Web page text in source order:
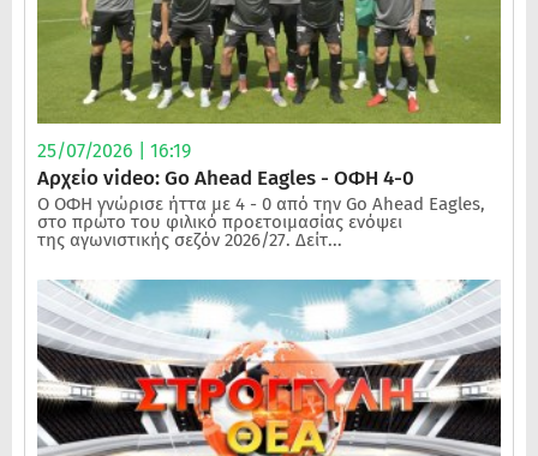
25/07/2026 | 16:19
Αρχείο video: Go Ahead Eagles - ΟΦΗ 4-0
Ο ΟΦΗ γνώρισε ήττα με 4 - 0 από την Go Ahead Eagles,
στο πρώτο του φιλικό προετοιμασίας ενόψει
της αγωνιστικής σεζόν 2026/27. Δείτ...